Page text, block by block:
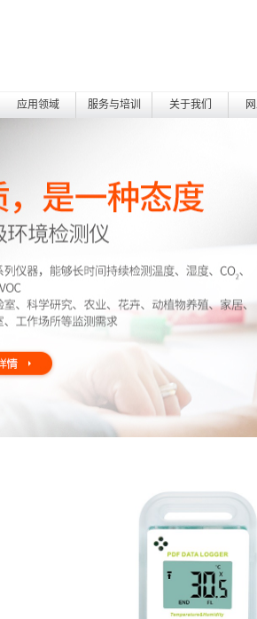
应用领域 服务与培训 关于我们